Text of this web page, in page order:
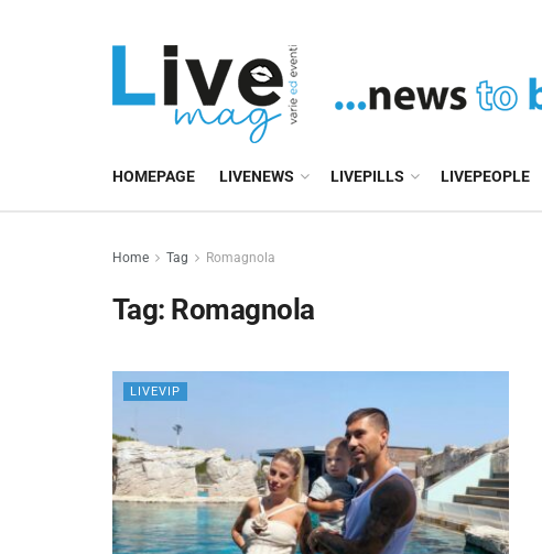
HOMEPAGE LIVENEWS LIVEPILLS LIVEPEOPLE
Home Tag Romagnola
Tag: Romagnola
LIVEVIP